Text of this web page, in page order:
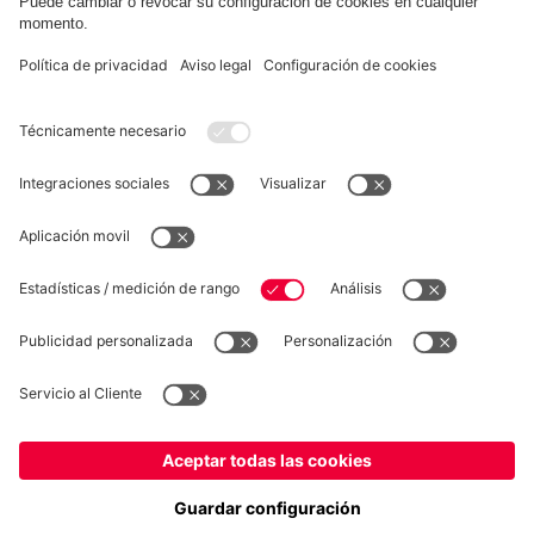
FC Bayern Store App
Privacidad
Configuración de las cookies
*Los precios incluyen el IVA y los gastos de envío
© FC Bayern München AG
FC Bayern München AG, Säbener Str. 51-57, 81547 München
Españapara entregar allí!
Globalpara entregar allí!